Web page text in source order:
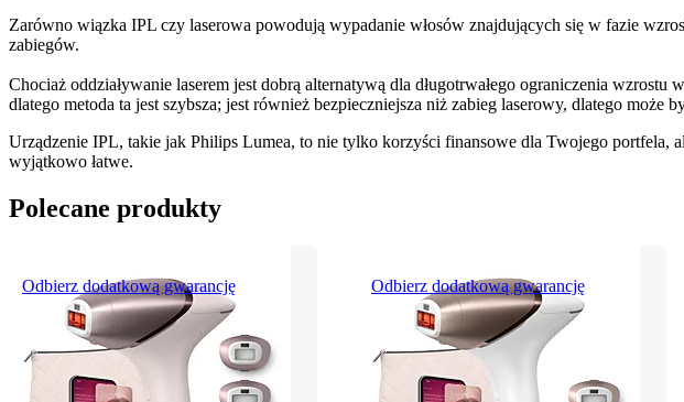
Zarówno wiązka IPL czy laserowa powodują wypadanie włosów znajdujących się w fazie
zabiegów.
Chociaż oddziaływanie laserem jest dobrą alternatywą dla długotrwałego ograniczenia
dlatego metoda ta jest szybsza; jest również bezpieczniejsza niż zabieg laserowy, dlatego może
Urządzenie IPL, takie jak Philips Lumea, to nie tylko korzyści finansowe dla Twojego portfela,
wyjątkowo łatwe.
Polecane produkty
Odbierz dodatkową gwarancję Odbierz dodatkową gwarancję